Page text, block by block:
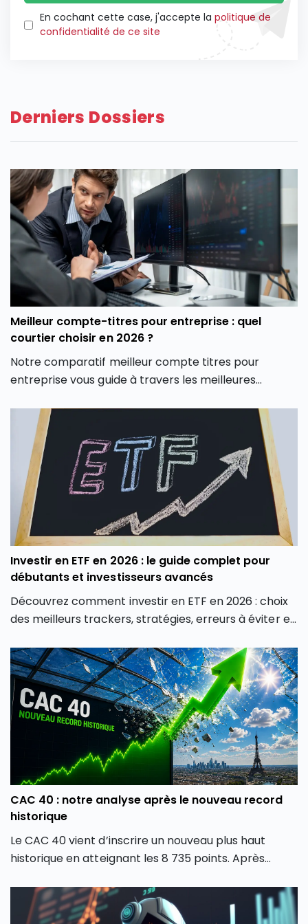
En cochant cette case, j'accepte la politique de
confidentialité de ce site
Derniers Dossiers
Meilleur compte-titres pour entreprise : quel
courtier choisir en 2026 ?
Notre comparatif meilleur compte titres pour
entreprise vous guide à travers les meilleures
éclairé, adapté à votre stratégie d’investissement
professionnelle.
Investir en ETF en 2026 : le guide complet pour
débutants et investisseurs avancés
Découvrez comment investir en ETF en 2026 : choix
des meilleurs trackers, stratégies, erreurs à éviter et
CAC 40 : notre analyse après le nouveau record
historique
Le CAC 40 vient d’inscrire un nouveau plus haut
historique en atteignant les 8 735 points. Après
parisien semble avoir retrouvé une dynamique
haussière en dépassant son précédent record de